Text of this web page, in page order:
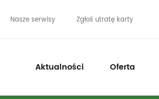
Nasze serwisy Zgłoś utratę karty
Aktualności Oferta